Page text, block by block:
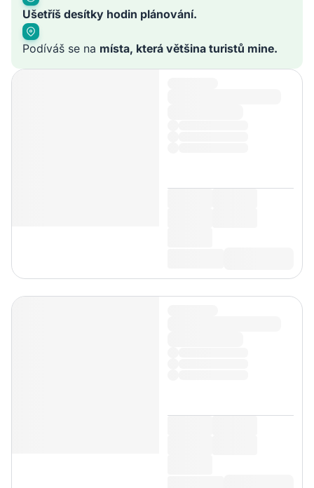
Ušetříš desítky hodin plánování.
Podíváš se na místa, která většina turistů mine.